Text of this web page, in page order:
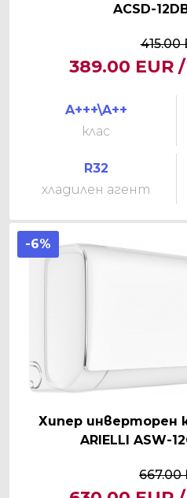
ACSD-
415.00
389.00 EUR
A+++\A++
клас
R32
хладилен агент
-6%
Хипер инверторен
ARIELLI ASW-
667.00